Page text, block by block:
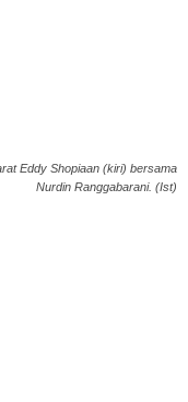
Eddy Shopiaan (kiri) bersama
Nurdin Ranggabarani. (Ist)